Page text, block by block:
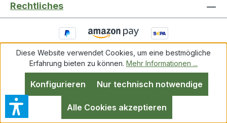
Rechtliches
Alle Preise inkl. gesetzl. Mehrwertsteuer zzgl.
Diese Website verwendet Cookies, um eine bestmögliche
Erfahrung bieten zu können. Mehr Informationen ...
Nur technisch notwendige
Konfigurieren
Alle Cookies akzeptieren